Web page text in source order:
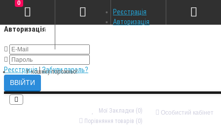
Авторизація
Реєстрація|Забули пароль?
Особистий кабінет
Мої Закладки (0)
Порівняння товарів (0)
Реєстрація
Авторизація
0
У кошику порожньо!